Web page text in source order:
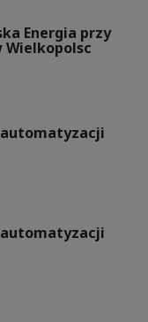
Energia przy
automatyzacji
automatyzacji